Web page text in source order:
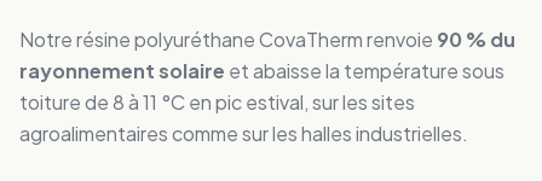
Notre résine polyuréthane CovaTherm renvoie 90 % du
rayonnement solaire et abaisse la température sous
toiture de 8 à 11 °C en pic estival, sur les sites
agroalimentaires comme sur les halles industrielles.